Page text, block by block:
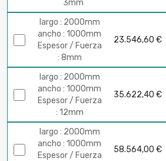
3mm
largo : 2000mm
ancho : 1000mm
Espesor / Fuerza
: 8mm
23.546,60 €
largo : 2000mm
ancho : 1000mm
Espesor / Fuerza
: 12mm
35.622,40 €
largo : 2000mm
ancho : 1000mm
Espesor / Fuerza
58.564,00 €